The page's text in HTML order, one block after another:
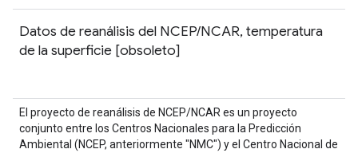
Datos de reanálisis del NCEP/NCAR, temperatura
de la superficie [obsoleto]
El proyecto de reanálisis de NCEP/NCAR es un proyecto
conjunto entre los Centros Nacionales para la Predicción
Ambiental (NCEP, anteriormente "NMC") y el Centro Nacional de